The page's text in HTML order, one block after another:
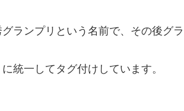
ランプリという名前で、その後グ
統一してタグ付けしています。